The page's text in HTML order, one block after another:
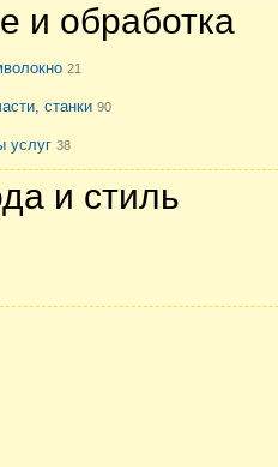
и обработка
21
станки 90
услуг 38
и стиль